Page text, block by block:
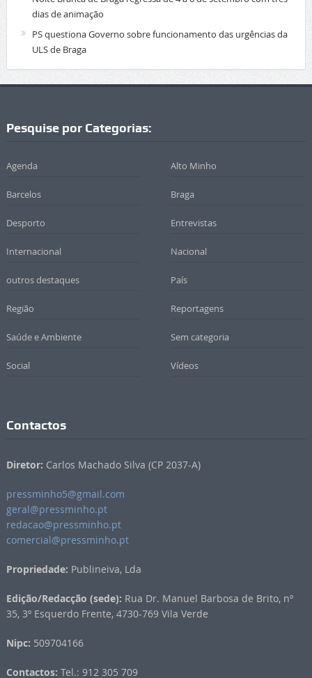
dias de animação
PS questiona Governo sobre funcionamento das urgências da
ULS de Braga
Pesquise por Categorias:
Agenda Alto Minho
Barcelos Braga
Desporto Entrevistas
Internacional Nacional
outros destaques País
Região Reportagens
Saúde e Ambiente Sem categoria
Social Vídeos
Contactos
Diretor: Carlos Machado Silva (CP 2037-A)
pressminho5@gmail.com
geral@pressminho.pt
redacao@pressminho.pt
comercial@pressminho.pt
Propriedade: Publineiva, Lda
Edição/Redacção (sede): Rua Dr. Manuel Barbosa de Brito, nº
35, 3º Esquerdo Frente, 4730-769 Vila Verde
Nipc: 509704166
Contactos: Tel.: 912 305 709